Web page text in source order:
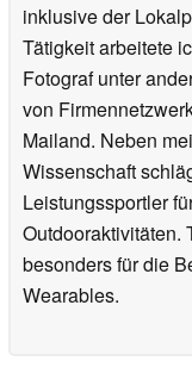
inklusive der
Tätigkeit arbeitete
Fotograf unter
von
Mailand. Neben
Wissenschaft
Leistungssportler
Outdooraktivitäten.
besonders für die
Wearables.